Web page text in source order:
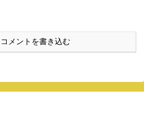
コメントを書き込む